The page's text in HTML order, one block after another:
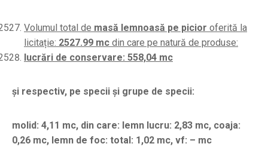
Volumul total de masă lemnoasă pe picior oferită la
licitație: 2527.99 mc din care pe natură de produse:
lucrări de conservare: 558,04 mc
și respectiv, pe specii și grupe de specii:
molid: 4,11 mc, din care: lemn lucru: 2,83 mc, coaja:
0,26 mc, lemn de foc: total: 1,02 mc, vf: – mc